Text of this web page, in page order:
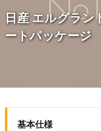
日産 エルグラ
ートパッケージ
基本仕様